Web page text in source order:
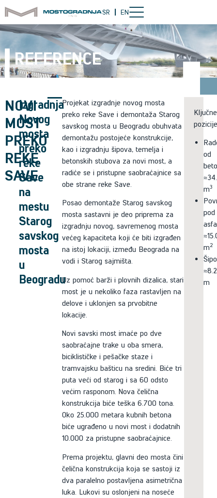
SR EN
REFERENCE
NOVI
MOST
PREKO
REKE
SAVE
Izgradnja
Novog
mosta
preko
reke
Save
na
mestu
Starog
savskog
mosta
u
Beogradu
Projekat izgradnje novog mosta
preko reke Save i demontaža Starog
savskog mosta u Beogradu obuhvata
demontažu postojeće konstrukcije,
kao i izgradnju šipova, temelja i
betonskih stubova za novi most, a
radiće se i pristupne saobraćajnice sa
obe strane reke Save.
Posao demontaže Starog savskog
mosta sastavni je deo priprema za
izgradnju novog, savremenog mosta
većeg kapaciteta koji će biti izgrađen
na istoj lokaciji, između Beograda na
vodi i Starog sajmišta.
Uz pomoć barži i plovnih dizalica, stari
most je u nekoliko faza rastavljen na
delove i uklonjen sa prvobitne
lokacije.
Novi savski most imaće po dve
saobraćajne trake u oba smera,
biciklističke i pešačke staze i
tramvajsku bašticu na sredini. Biće tri
puta veći od starog i sa 60 odsto
većim rasponom. Nova čelična
konstrukcija biće teška 6.700 tona.
Oko 25.000 metara kubnih betona
biće ugrađeno u novi most i dodatnih
10.000 za pristupne saobraćajnice.
Prema projektu, glavni deo mosta čini
čelična konstrukcija koja se sastoji iz
dva paralelno postavljena asimetrična
luka. Lukovi su oslonjeni na noseće
Ključne
od
m3
pod
m2
m